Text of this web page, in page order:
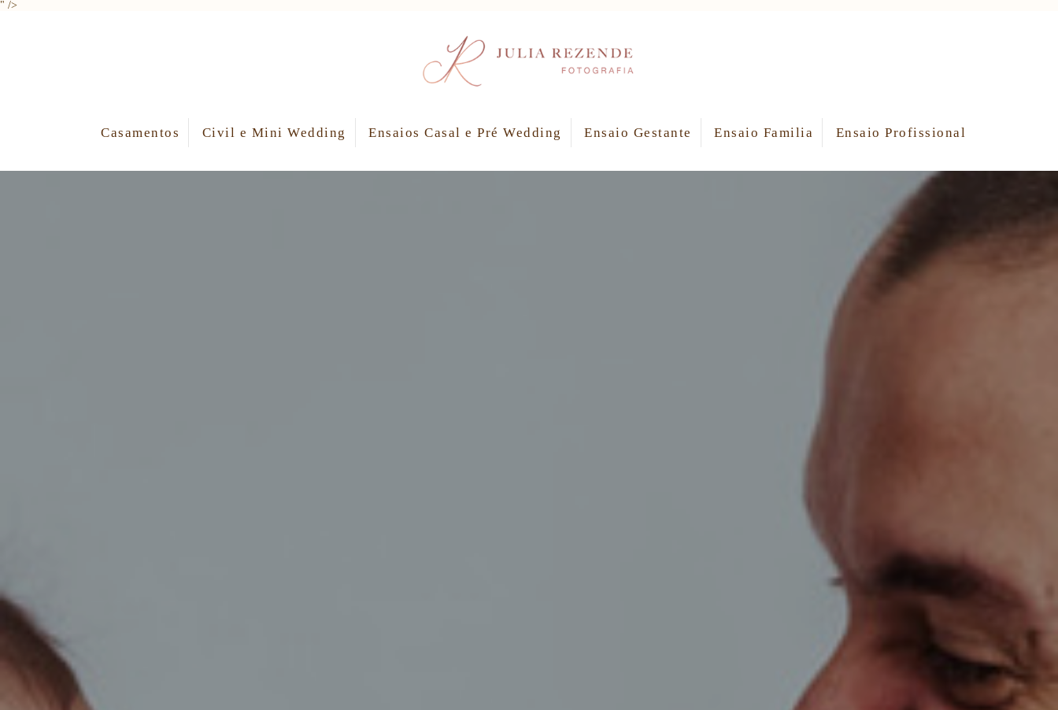
" />
Casamentos Civil e Mini Wedding Ensaios Casal e Pré Wedding Ensaio Gestante Ensaio Familia Ensaio Profissional